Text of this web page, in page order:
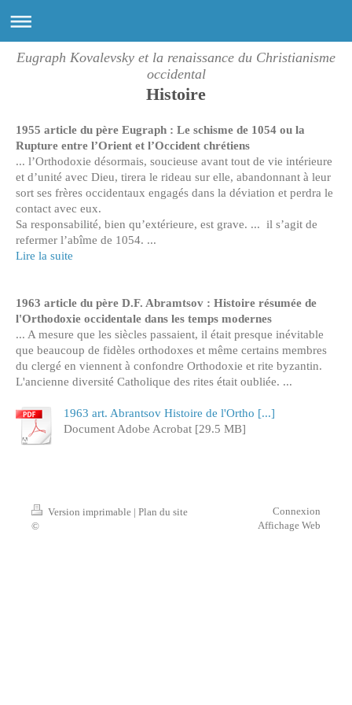
Eugraph Kovalevsky et la renaissance du Christianisme
occidental
Histoire
1955 article du père Eugraph : Le schisme de 1054 ou la
Rupture entre l’Orient et l’Occident chrétiens
... l’Orthodoxie désormais, soucieuse avant tout de vie intérieure
et d’unité avec Dieu, tirera le rideau sur elle, abandonnant à leur
sort ses frères occidentaux engagés dans la déviation et perdra le
contact avec eux.
Sa responsabilité, bien qu’extérieure, est grave. ... il s’agit de
refermer l’abîme de 1054. ...
Lire la suite
1963 article du père D.F. Abramtsov : Histoire résumée de
l'Orthodoxie occidentale dans les temps modernes
... A mesure que les siècles passaient, il était presque inévitable
que beaucoup de fidèles orthodoxes et même certains membres
du clergé en viennent à confondre Orthodoxie et rite byzantin.
L'ancienne diversité Catholique des rites était oubliée. ...
1963 art. Abrantsov Histoire de l'Ortho [...]
Document Adobe Acrobat [29.5 MB]
Version imprimable | Plan du site
©
Connexion
Affichage Web